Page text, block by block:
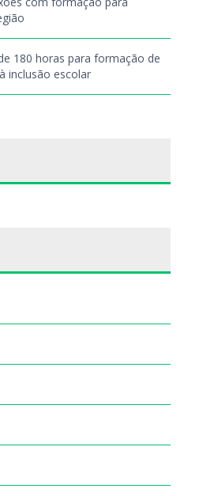
180 horas para formação de
inclusão escolar